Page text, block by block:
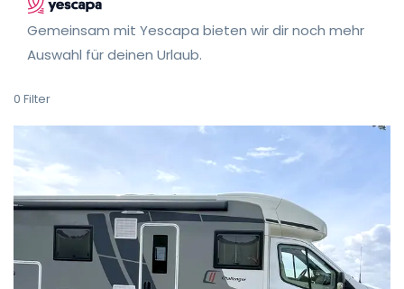
Gemeinsam mit Yescapa bieten wir dir noch mehr
Auswahl für deinen Urlaub.
0 Filter